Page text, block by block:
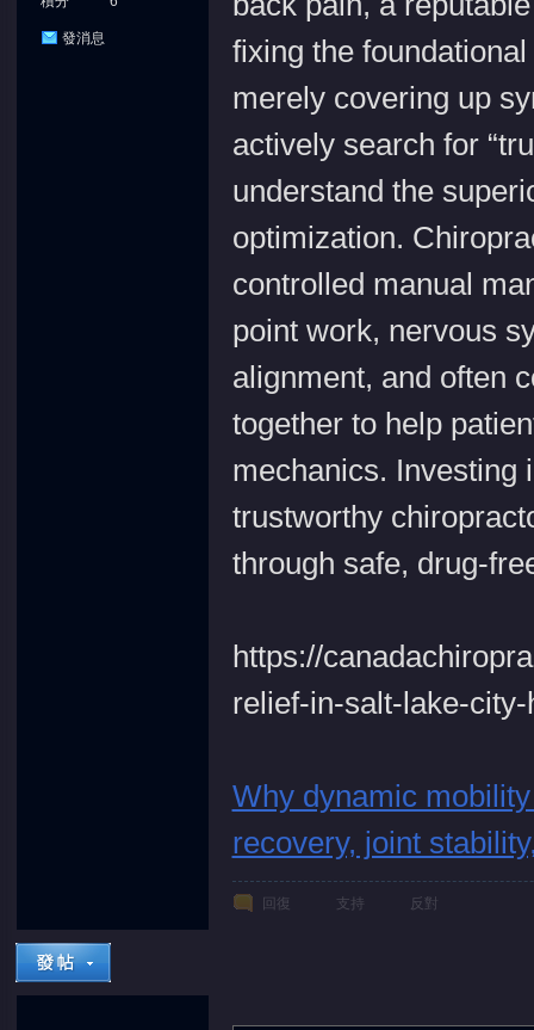
發消息
fixing the
merely covering up
actively search for
understand the
optimization.
controlled manual
point work, nervous
alignment, and often
together to help
mechanics. Investing
trustworthy
through safe, drug-
https://
relief-in-salt-lake-
Why dynamic
recovery, joint
回復 支持 反對